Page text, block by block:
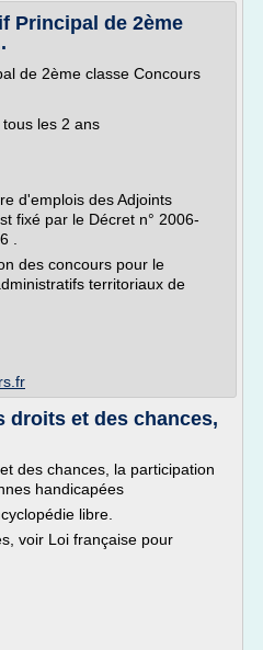
Principal de 2ème
de 2ème classe Concours
les 2 ans
d'emplois des Adjoints
fixé par le Décret n° 2006-
.
des concours pour le
territoriaux de
droits et des chances,
des chances, la participation
handicapées
libre.
voir Loi française pour